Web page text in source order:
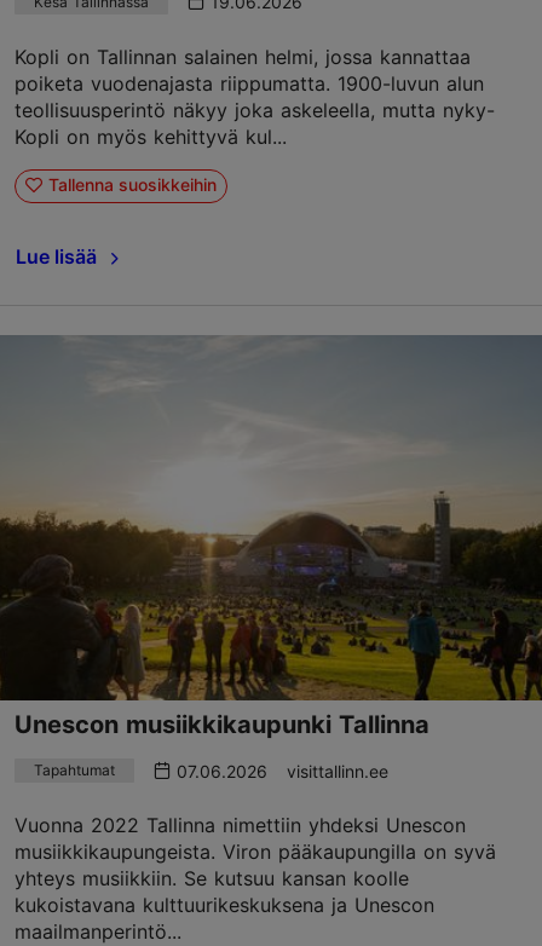
Kopli on Tallinnan salainen helmi, jossa kannattaa
poiketa vuodenajasta riippumatta. 1900-luvun alun
teollisuusperintö näkyy joka askeleella, mutta nyky-
Kopli on myös kehittyvä kul...
Tallenna suosikkeihin
Lue lisää
Unescon musiikkikaupunki Tallinna
Tapahtumat 07.06.2026 visittallinn.ee
Vuonna 2022 Tallinna nimettiin yhdeksi Unescon
musiikkikaupungeista. Viron pääkaupungilla on syvä
yhteys musiikkiin. Se kutsuu kansan koolle
kukoistavana kulttuurikeskuksena ja Unescon
maailmanperintö...